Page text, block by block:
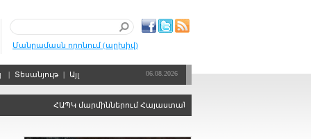
Մանրամասն որոնում (արխիվ)
| Տեսանյութ | Այլ 06.08.2026
ՀԱՊԿ մարմիններում Հայաստանին ձայնի իրավունքից զրկելու